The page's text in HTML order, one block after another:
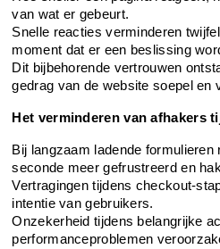
van wat er gebeurt.
Snelle reacties verminderen
moment dat er een beslissing
Dit bijbehorende vertrouwen
gedrag van de website soepel en
Het verminderen van afhakers
Bij langzaam ladende
seconde meer gefrustreerd en
Vertragingen tijdens checkout-
intentie van gebruikers.
Onzekerheid tijdens belangrijke
performanceproblemen